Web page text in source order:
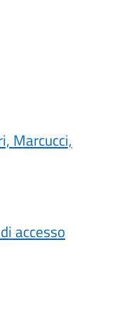
Marcucci,
accesso